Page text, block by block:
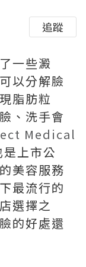
追蹤
一些澱
以分解臉
脂肪粒
、洗手會
Medical
上市公
美容服務
最流行的
選擇之
的好處還